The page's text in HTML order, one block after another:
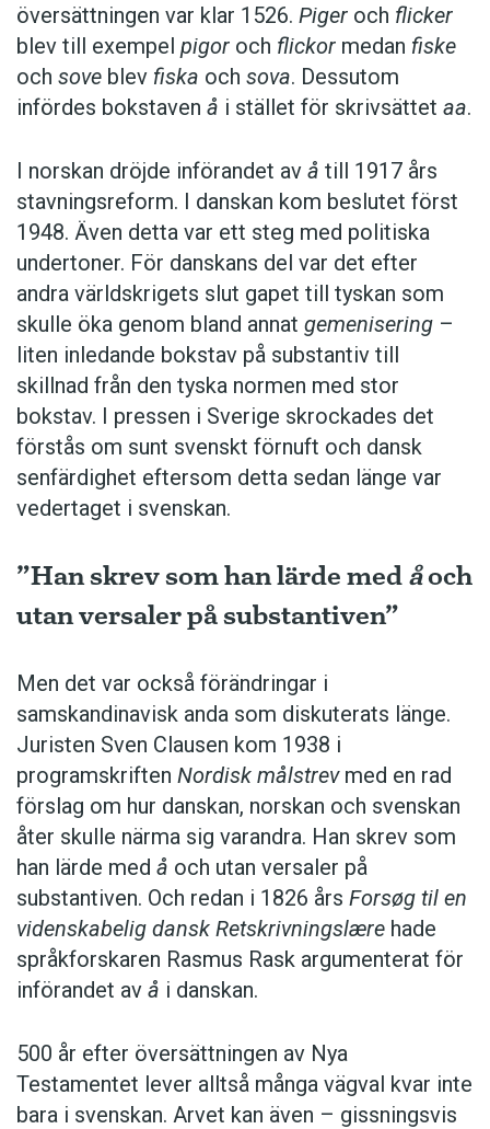
översättningen var klar 1526. Piger och flicker
blev till exempel pigor och flickor medan fiske
och sove blev fiska och sova. Dessutom
infördes bokstaven å i stället för skrivsättet aa.
I norskan dröjde införandet av å till 1917 års
stavningsreform. I danskan kom beslutet först
1948. Även detta var ett steg med politiska
undertoner. För ­danskans del var det efter
andra världskrigets slut gapet till tyskan som
skulle öka genom bland annat gemenisering –
liten inledande bokstav på substantiv till
skillnad från den tyska normen med stor
bokstav. I pressen i Sverige skrockades det
förstås om sunt svenskt förnuft och dansk
senfärdighet eftersom detta sedan länge var
vedertaget i svenskan.
”Han skrev som han lärde medåoch
utan versaler på substantiven”
Men det var också förändringar i
samskandinavisk anda som diskuterats länge.
Juristen Sven Clausen kom 1938 i
programskriften Nordisk målstrevmed en rad
förslag om hur danskan, norskan och svenskan
åter skulle närma sig varandra. Han skrev som
han lärde med å och utan versaler på
substantiven. Och redan i 1826 års Forsøg til en
videnskabelig dansk Retskrivningslære hade
språkforskaren Rasmus Rask argumenterat för
införandet av å i danskan.
500 år efter översättningen av Nya
Testamentet lever alltså många vägval kvar inte
bara i svenskan. Arvet kan även – gissningsvis